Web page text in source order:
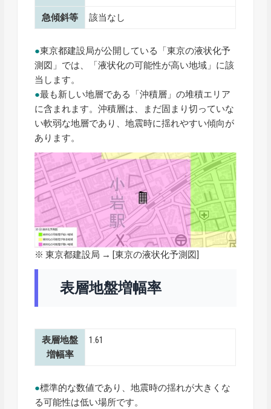
急傾斜等 該当なし
●東京都建設局が公開している「東京の液状化予
測図」では、「液状化の可能性が高い地域」に該
当します。
●最も新しい地層である「沖積層」の堆積エリア
に含まれます。沖積層は、まだ固まり切っていな
い軟弱な地層であり、地震時に揺れやすい傾向が
あります。
※ 東京都建設局 → [東京の液状化予測図
表層地盤増幅率
表層地盤
増幅率
1.61
●標準的な数値であり、地震時の揺れが大きくな
る可能性は低い場所です。